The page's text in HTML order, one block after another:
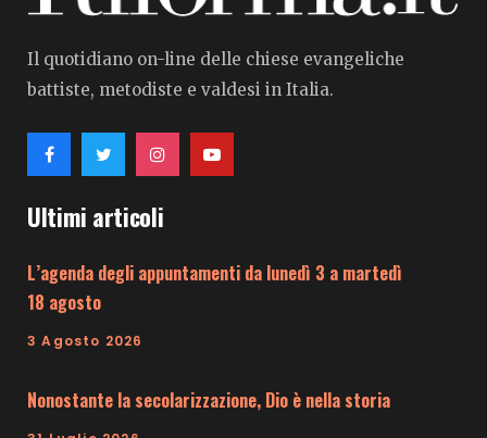
Il quotidiano on-line delle chiese evangeliche
battiste, metodiste e valdesi in Italia.
Ultimi articoli
L’agenda degli appuntamenti da lunedì 3 a martedì
18 agosto
3 Agosto 2026
Nonostante la secolarizzazione, Dio è nella storia